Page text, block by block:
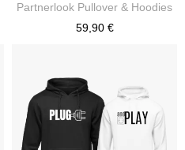
Partnerlook Pullover & Hoodies
59,90 €